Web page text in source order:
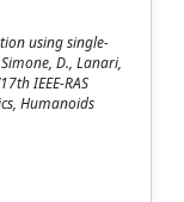
using single-
D., Lanari,
IEEE-RAS
Humanoids